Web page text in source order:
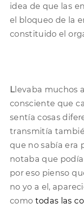
idea de que las
el bloqueo de la
constituido el
L levaba muchos
consciente que
sentía cosas
transmitía
que no sabía era
notaba que
por eso pienso
no yo a el,
como todas las